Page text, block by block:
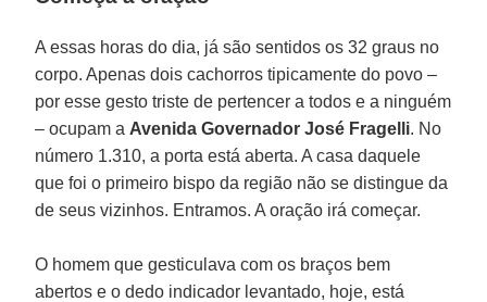
A essas horas do dia, já são sentidos os 32 graus no
corpo. Apenas dois cachorros tipicamente do povo –
por esse gesto triste de pertencer a todos e a ninguém
– ocupam a Avenida Governador José Fragelli. No
número 1.310, a porta está aberta. A casa daquele
que foi o primeiro bispo da região não se distingue da
de seus vizinhos. Entramos. A oração irá começar.
O homem que gesticulava com os braços bem
abertos e o dedo indicador levantado, hoje, está